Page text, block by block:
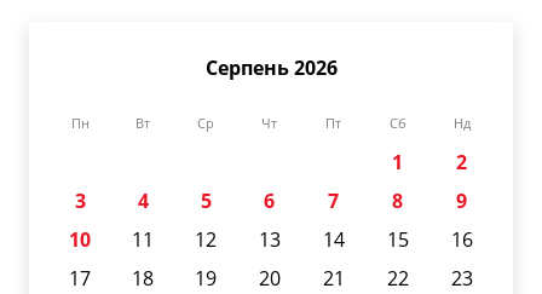
Серпень 2026
Пн Вт Ср Чт Пт Сб Нд
1
2
3
4 5 6 7 8
9
10
11 12 13 14 15
16
17
18 19 20 21 22
23